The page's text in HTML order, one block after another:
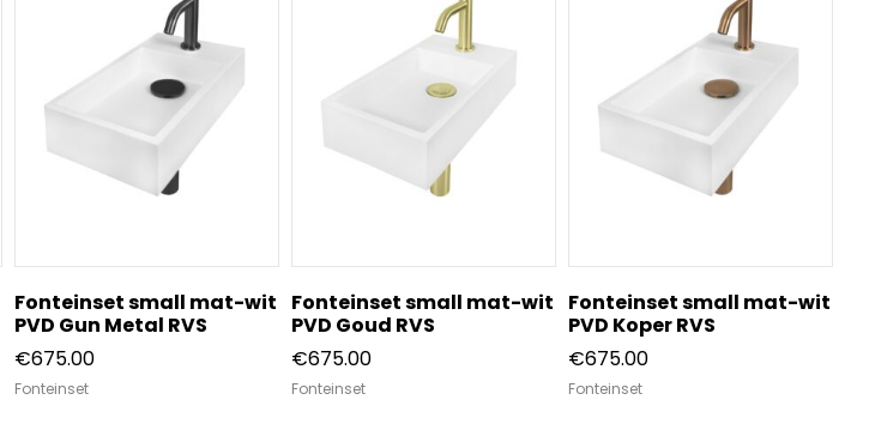
Fonteinset small mat-wit
PVD Gun Metal RVS
€675.00
Fonteinset
Fonteinset small mat-wit
PVD Goud RVS
€675.00
Fonteinset
Fonteinset small mat-wit
PVD Koper RVS
€675.00
Fonteinset